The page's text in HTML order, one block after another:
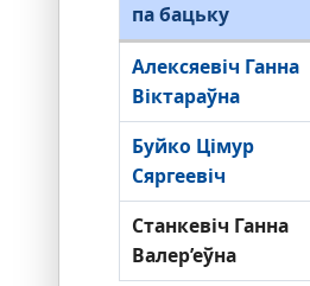
па бацьку
Алексяевіч Ганна
Віктараўна
Буйко Цімур
Сяргеевіч
Станкевіч Ганна
Валер’еўна